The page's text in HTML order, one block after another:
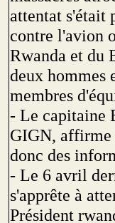
attentat
contre l'avion
Rwanda et du
deux hommes
membres
- Le capitaine
GIGN,
donc des
- Le 6 avril
s'apprête à
Président